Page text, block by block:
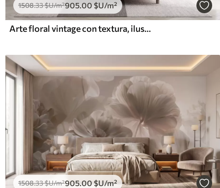
1508.33$U/m²905.00 $U/m²
Arte floral vintage con textura, ilustraciones de delicadas flores y hojas de jardín en estilo dibujo, suaves tonos pastel beige y sepia
1508.33$U/m²905.00 $U/m²